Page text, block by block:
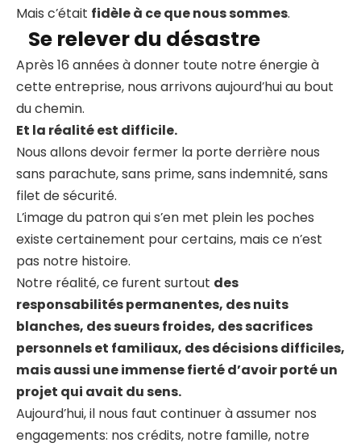
Mais c’était fidèle à ce que nous sommes.
Se relever du désastre
Après 16 années à donner toute notre énergie à
cette entreprise, nous arrivons aujourd’hui au bout
du chemin.
Et la réalité est difficile.
Nous allons devoir fermer la porte derrière nous
sans parachute, sans prime, sans indemnité, sans
filet de sécurité.
L’image du patron qui s’en met plein les poches
existe certainement pour certains, mais ce n’est
pas notre histoire.
Notre réalité, ce furent surtout des
responsabilités permanentes, des nuits
blanches, des sueurs froides, des sacrifices
personnels et familiaux, des décisions difficiles,
mais aussi une immense fierté d’avoir porté un
projet qui avait du sens.
Aujourd’hui, il nous faut continuer à assumer nos
engagements: nos crédits, notre famille, notre